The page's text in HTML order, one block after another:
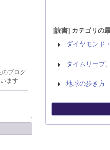
のブログ
ます
[読書] カテゴリの
ダイヤモン
タイムリープ
地球の歩き